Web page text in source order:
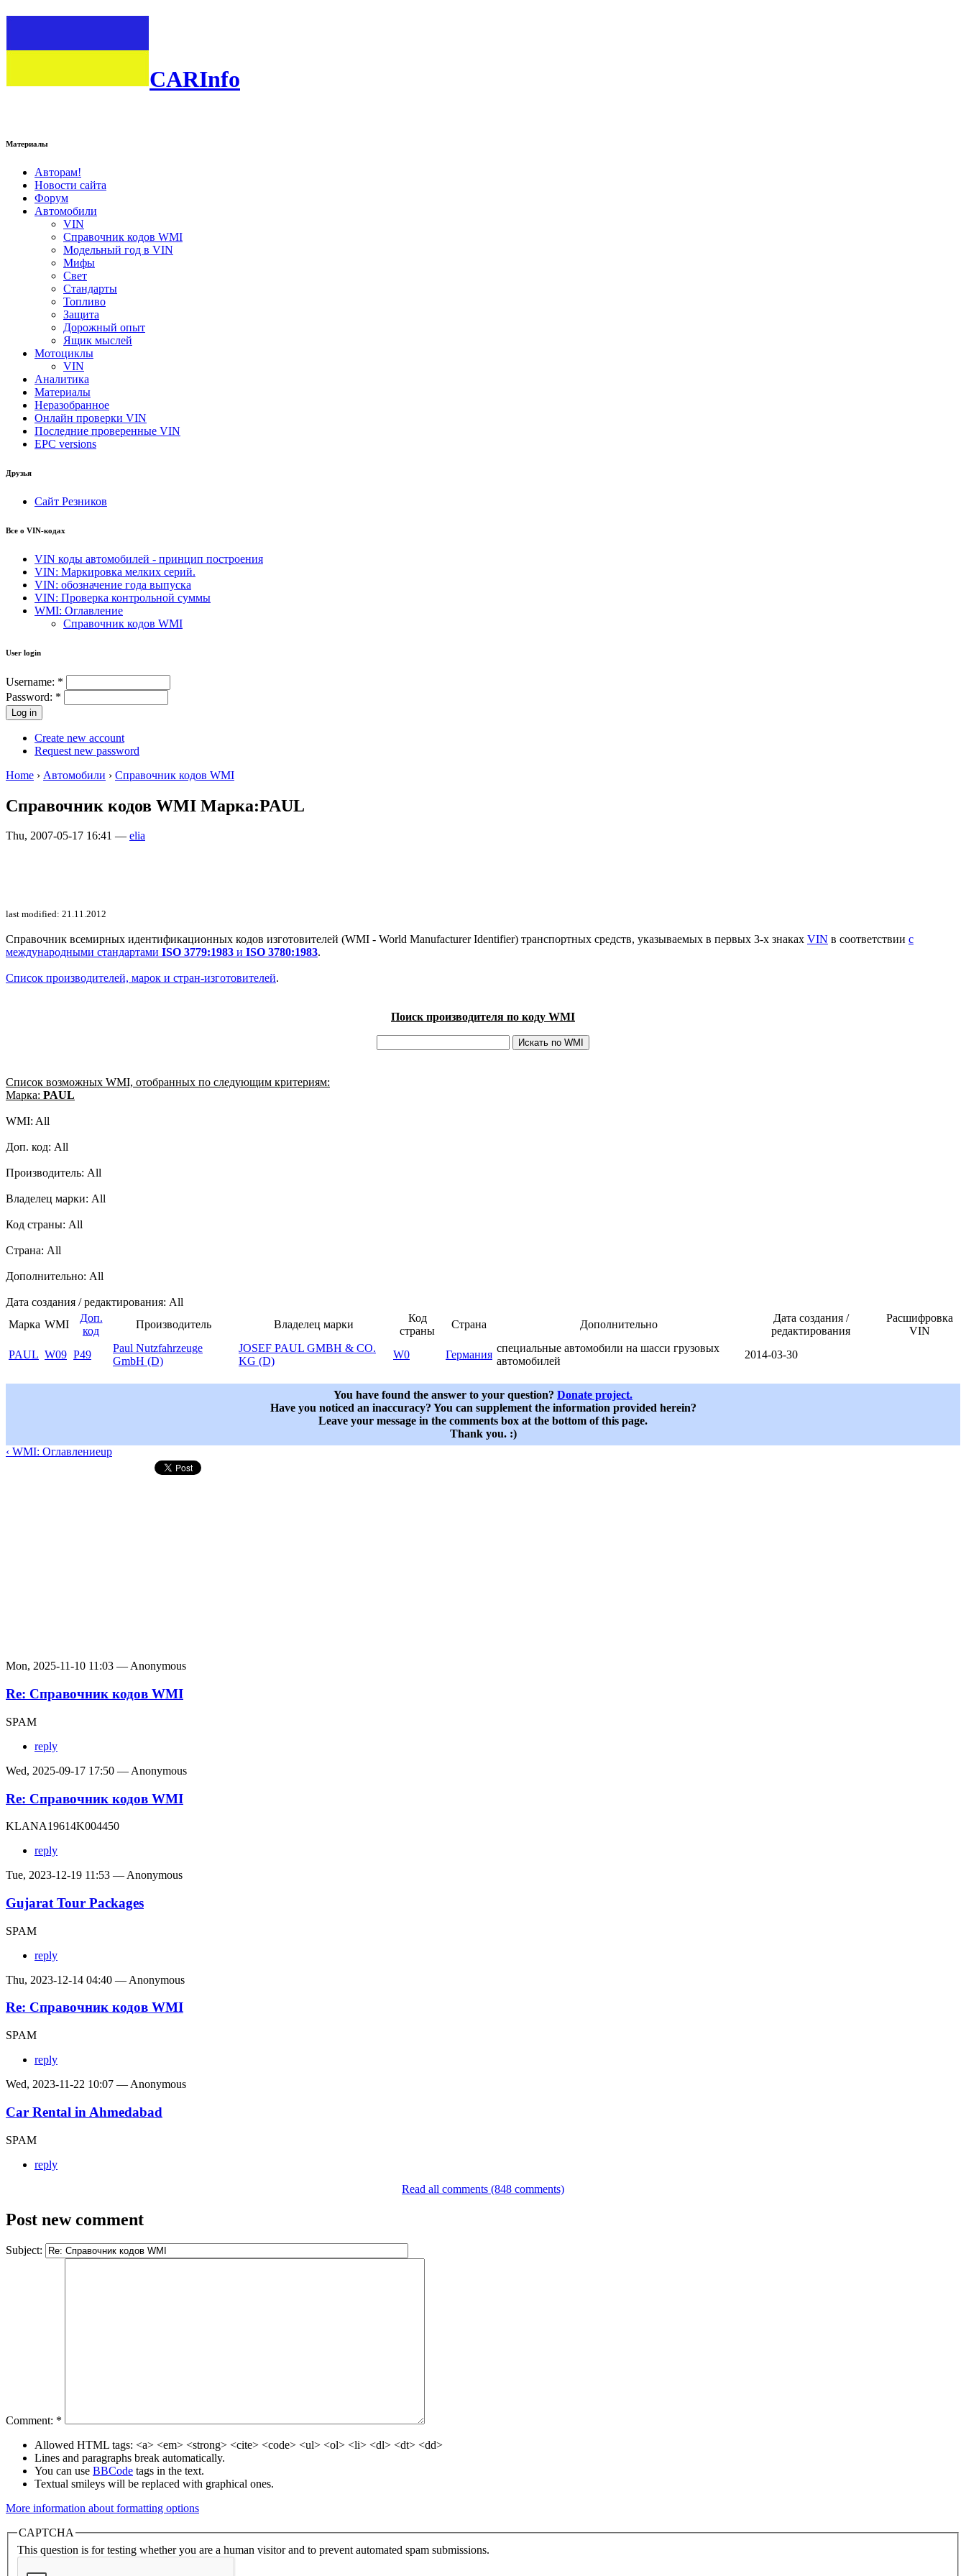
CARInfo
Материалы
Авторам!
Новости сайта
Форум
Автомобили
VIN
Справочник кодов WMI
Модельный год в VIN
Мифы
Свет
Стандарты
Топливо
Защита
Дорожный опыт
Ящик мыслей
Мотоциклы
VIN
Аналитика
Материалы
Неразобранное
Онлайн проверки VIN
Последние проверенные VIN
EPC versions
Друзья
Сайт Резников
Все о VIN-кодах
VIN коды автомобилей - принцип построения
VIN: Маркировка мелких серий.
VIN: обозначение года выпуска
VIN: Проверка контрольной суммы
WMI: Оглавление
Справочник кодов WMI
User login
Username: *
Password: *
Create new account
Request new password
Home › Автомобили › Справочник кодов WMI
Справочник кодов WMI Марка:PAUL
Thu, 2007-05-17 16:41 — elia
last modified: 21.11.2012
Справочник всемирных идентификационных кодов изготовителей (WMI - World Manufacturer Identifier) транспортных средств, указываемых в первых 3-х знаках VIN в соответствии с
международными стандартами ISO 3779:1983 и ISO 3780:1983.
Список производителей, марок и стран-изготовителей.
Поиск производителя по коду WMI
Список возможных WMI, отобранных по следующим критериям:
Марка: PAUL
WMI: All
Доп. код: All
Производитель: All
Владелец марки: All
Код страны: All
Страна: All
Дополнительно: All
Дата создания / редактирования: All
Марка WMI
Доп.
код
Производитель Владелец марки
Код
страны
Страна Дополнительно
Дата создания /
редактирования
Расшифровка
VIN
PAUL W09 P49
Paul Nutzfahrzeuge
GmbH (D)
JOSEF PAUL GMBH & CO.
KG (D)
W0 Германия
специальные автомобили на шасси грузовых
автомобилей
2014-03-30
You have found the answer to your question? Donate project.
Have you noticed an inaccuracy? You can supplement the information provided herein?
Leave your message in the comments box at the bottom of this page.
Thank you. :)
‹ WMI: Оглавлениеup
Mon, 2025-11-10 11:03 — Anonymous
Re: Справочник кодов WMI
SPAM
reply
Wed, 2025-09-17 17:50 — Anonymous
Re: Справочник кодов WMI
KLANA19614K004450
reply
Tue, 2023-12-19 11:53 — Anonymous
Gujarat Tour Packages
SPAM
reply
Thu, 2023-12-14 04:40 — Anonymous
Re: Справочник кодов WMI
SPAM
reply
Wed, 2023-11-22 10:07 — Anonymous
Car Rental in Ahmedabad
SPAM
reply
Read all comments (848 comments)
Post new comment
Subject:
Comment: *
Allowed HTML tags: <a> <em> <strong> <cite> <code> <ul> <ol> <li> <dl> <dt> <dd>
Lines and paragraphs break automatically.
You can use BBCode tags in the text.
Textual smileys will be replaced with graphical ones.
More information about formatting options
CAPTCHA
This question is for testing whether you are a human visitor and to prevent automated spam submissions.